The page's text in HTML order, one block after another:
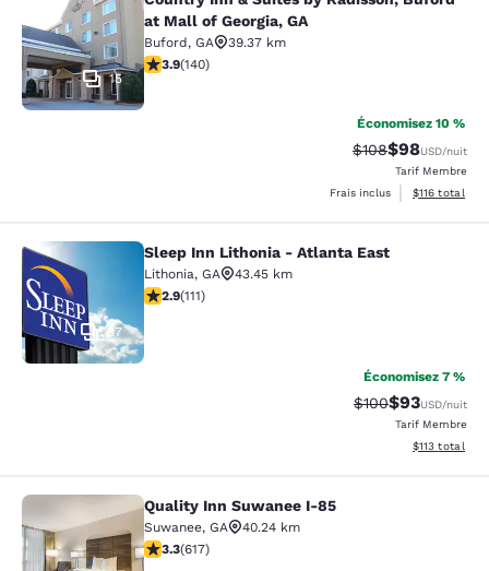
Country Inn & Suites by Radisson,
15
at Mall of Georgia, GA
Buford, GA
39.37 km
3.94 étoiles. Bien. 140 commentaires
3.9(140)
Économisez 10 %
Tarif barré :
$108Tarif réduit :
$98USD/nuit
Tarif Membre
Frais inclus
Afficher les
$116 total
Sleep Inn Lithonia - Atlanta East
37
Sleep Inn Lithonia - Atlanta East
Lithonia, GA
43.45 km
2.89 étoiles. Moyen. 111 commentaires
2.9(111)
Économisez 7 %
Tarif barré :
$100Tarif réduit :
$93USD/nuit
Tarif Membre
Afficher les
$113 total
Quality Inn Suwanee I-85
Quality Inn Suwanee I-85
Suwanee, GA
40.24 km
3.25 étoiles. Bien. 617 commentaires
3.3(617)